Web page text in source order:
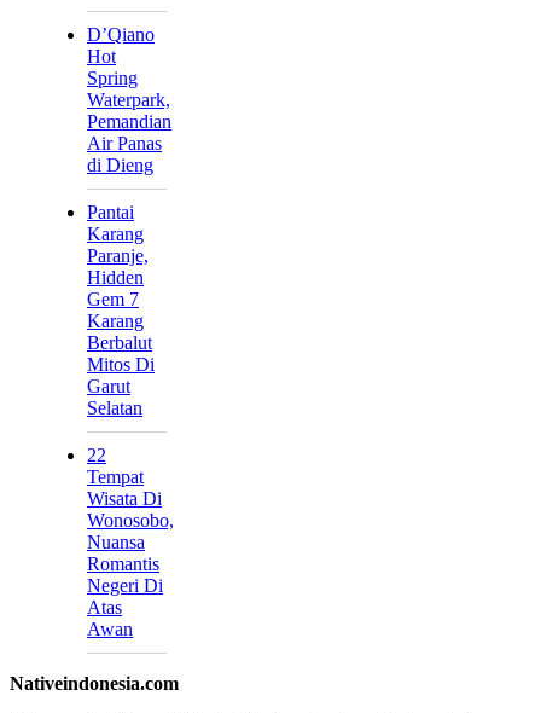
D’Qiano
Hot
Spring
Waterpark,
Pemandian
Air Panas
di Dieng
Pantai
Karang
Paranje,
Hidden
Gem 7
Karang
Berbalut
Mitos Di
Garut
Selatan
22
Tempat
Wisata Di
Wonosobo,
Nuansa
Romantis
Negeri Di
Atas
Awan
Nativeindonesia.com